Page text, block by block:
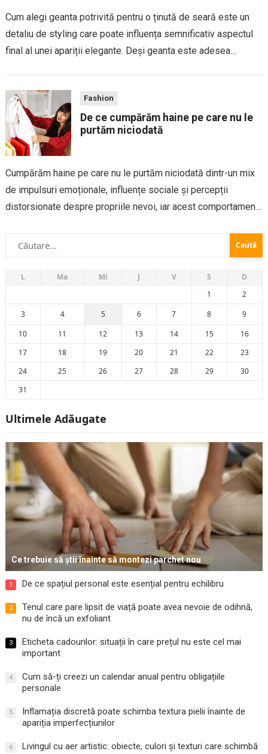
Cum alegi geanta potrivită pentru o ținută de seară este un
detaliu de styling care poate influența semnificativ aspectul
final al unei apariții elegante. Deși geanta este adesea
Fashion
De ce cumpărăm haine pe care nu le
purtăm niciodată
Cumpărăm haine pe care nu le purtăm niciodată dintr-un mix
de impulsuri emoționale, influențe sociale și percepții
distorsionate despre propriile nevoi, iar acest comportament
la tentația reducerilor la presiunea tendințelor, multe decizii
Caută
după:
L Ma Mi J V S
D
1
2
3
4 5 6 7 8
9
10
11 12 13 14 15
16
17
18 19 20 21 22
23
24
25 26 27 28 29
30
31
Ultimele Adăugate
Ce trebuie să știi înainte să montezi parchet nou
1 De ce spațiul personal este esențial pentru echilibru
2
Tenul care pare lipsit de viață poate avea nevoie de odihnă,
nu de încă un exfoliant
3
Eticheta cadourilor: situații în care prețul nu este cel mai
important
4
Cum să-ți creezi un calendar anual pentru obligațiile
personale
5
Inflamația discretă poate schimba textura pielii înainte de
apariția imperfecțiunilor
6
Livingul cu aer artistic: obiecte, culori și texturi care schimbă